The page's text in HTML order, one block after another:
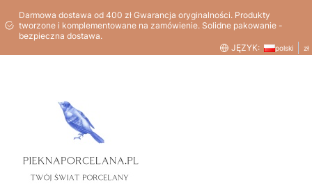
Darmowa dostawa od 400 zł Gwarancja oryginalności. Produkty
tworzone i komplementowane na zamówienie. Solidne pakowanie -
bezpieczna dostawa.
JĘZYK:
polski zł